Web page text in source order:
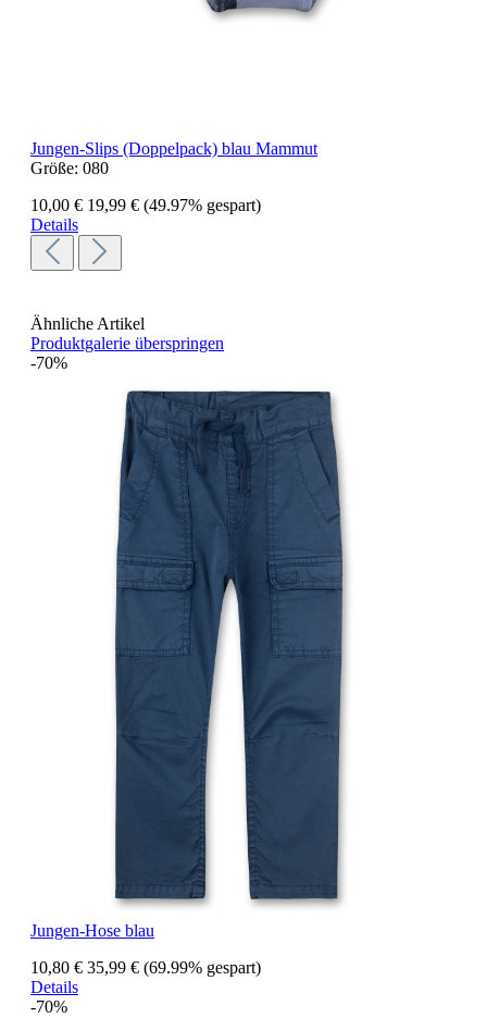
Jungen-Slips (Doppelpack) blau Mammut
Größe: 080
10,00 € 19,99 € (49.97% gespart)
Details
Ähnliche Artikel
Produktgalerie überspringen
-70%
Jungen-Hose blau
10,80 € 35,99 € (69.99% gespart)
Details
-70%